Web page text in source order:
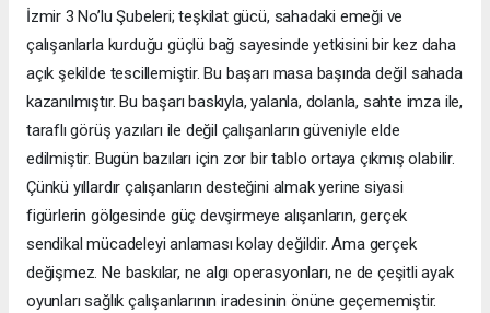
İzmir 3 No’lu Şubeleri; teşkilat gücü, sahadaki emeği ve
çalışanlarla kurduğu güçlü bağ sayesinde yetkisini bir kez daha
açık şekilde tescillemiştir. Bu başarı masa başında değil sahada
kazanılmıştır. Bu başarı baskıyla, yalanla, dolanla, sahte imza ile,
taraflı görüş yazıları ile değil çalışanların güveniyle elde
edilmiştir. Bugün bazıları için zor bir tablo ortaya çıkmış olabilir.
Çünkü yıllardır çalışanların desteğini almak yerine siyasi
figürlerin gölgesinde güç devşirmeye alışanların, gerçek
sendikal mücadeleyi anlaması kolay değildir. Ama gerçek
değişmez. Ne baskılar, ne algı operasyonları, ne de çeşitli ayak
oyunları sağlık çalışanlarının iradesinin önüne geçememiştir.